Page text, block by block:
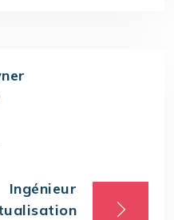
Ingénieur